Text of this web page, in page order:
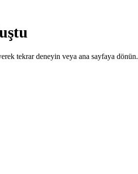
tekrar deneyin veya ana sayfaya dönün.